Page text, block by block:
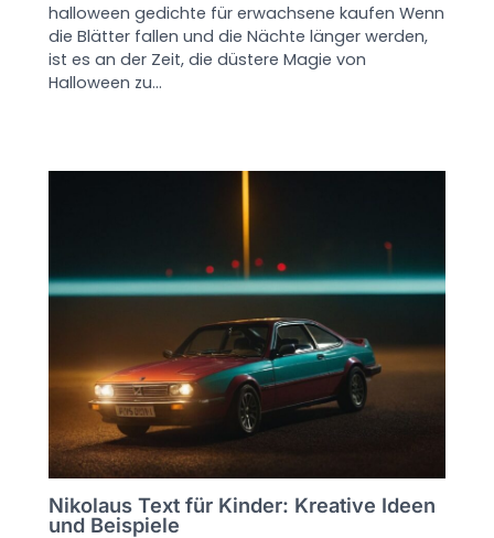
halloween gedichte für erwachsene kaufen Wenn
die Blätter fallen und die Nächte länger werden,
ist es an der Zeit, die düstere Magie von
Halloween zu…
Nikolaus Text für Kinder: Kreative Ideen
und Beispiele